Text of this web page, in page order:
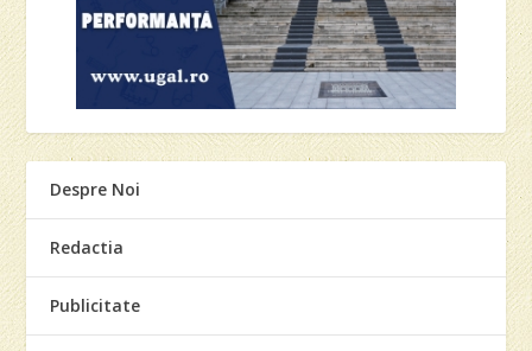
Despre Noi
Redactia
Publicitate